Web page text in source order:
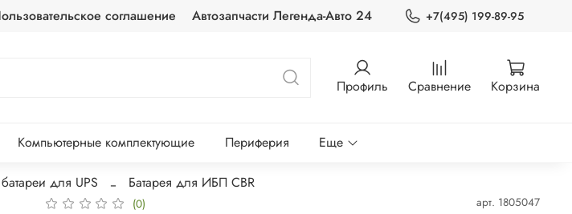
соглашение Автозапчасти Легенда-Авто 24 +7(495) 199-89-95
Профиль Сравнение Корзина
Компьютерные комплектующие Периферия Еще
для UPS Батарея для ИБП CBR
(0) арт. 1805047